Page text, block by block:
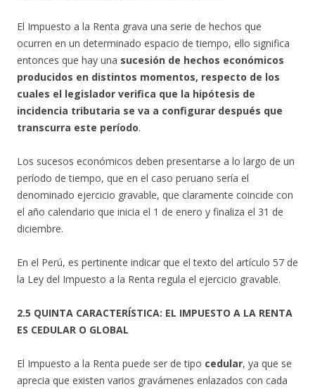
El Impuesto a la Renta grava una serie de hechos que
ocurren en un determinado espacio de tiempo, ello significa
entonces que hay una sucesión de hechos económicos
producidos en distintos momentos, respecto de los
cuales el legislador verifica que la hipótesis de
incidencia tributaria se va a configurar después que
transcurra este período.
Los sucesos económicos deben presentarse a lo largo de un
período de tiempo, que en el caso peruano sería el
denominado ejercicio gravable, que claramente coincide con
el año calendario que inicia el 1 de enero y finaliza el 31 de
diciembre.
En el Perú, es pertinente indicar que el texto del artículo 57 de
la Ley del Impuesto a la Renta regula el ejercicio gravable.
2.5 QUINTA CARACTERÍSTICA: EL IMPUESTO A LA RENTA
ES CEDULAR O GLOBAL
El Impuesto a la Renta puede ser de tipo cedular, ya que se
aprecia que existen varios gravámenes enlazados con cada